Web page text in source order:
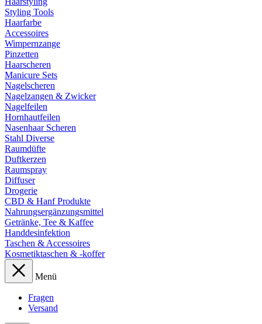
Styling Tools
Haarfarbe
Accessoires
Wimpernzange
Pinzetten
Haarscheren
Manicure Sets
Nagelscheren
Nagelzangen & Zwicker
Nagelfeilen
Hornhautfeilen
Nasenhaar Scheren
Stahl Diverse
Raumdüfte
Duftkerzen
Raumspray
Diffuser
Drogerie
CBD & Hanf Produkte
Nahrungsergänzungsmittel
Getränke, Tee & Kaffee
Handdesinfektion
Taschen & Accessoires
Kosmetiktaschen & -koffer
Menü
Fragen
Versand